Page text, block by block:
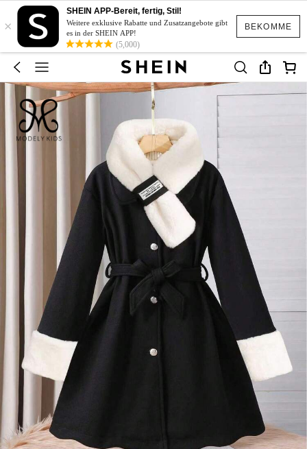
BEKOMME
×
SHEIN APP-Bereit, fertig, Stil!
Weitere exklusive Rabatte und Zusatzangebote gibt
es in der SHEIN APP!
(5,000)